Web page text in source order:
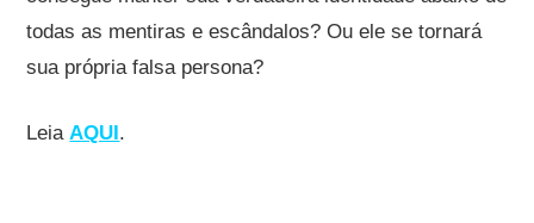
todas as mentiras e escândalos? Ou ele se tornará
sua própria falsa persona?
Leia AQUI.